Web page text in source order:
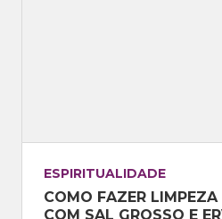
ESPIRITUALIDADE
COMO FAZER LIMPEZA
COM SAL GROSSO E